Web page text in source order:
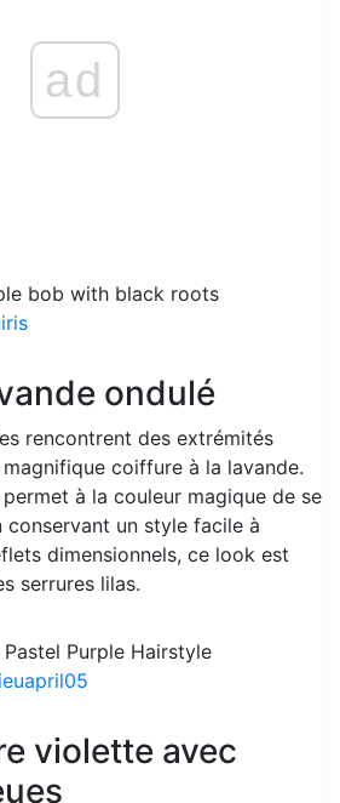
ad
ondulé
rencontrent des extrémités
coiffure à la lavande.
à la couleur magique de se
conservant un style facile à
dimensionnels, ce look est
serrures lilas.
violette avec